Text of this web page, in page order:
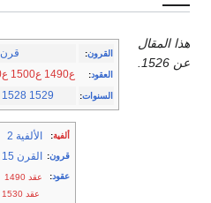
القرون: قرن 15
العقود: ع1490 ع1500 ع1510
السنوات:
1528 1529
هذا المقال
عن 1526.
ألفية: الألفية 2
قرون: القرن 15
عقود: عقد 1490
عقد 1530